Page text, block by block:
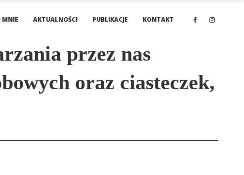
MNIE AKTUALNOŚCI PUBLIKACJE KONTAKT
przez nas
oraz ciasteczek,